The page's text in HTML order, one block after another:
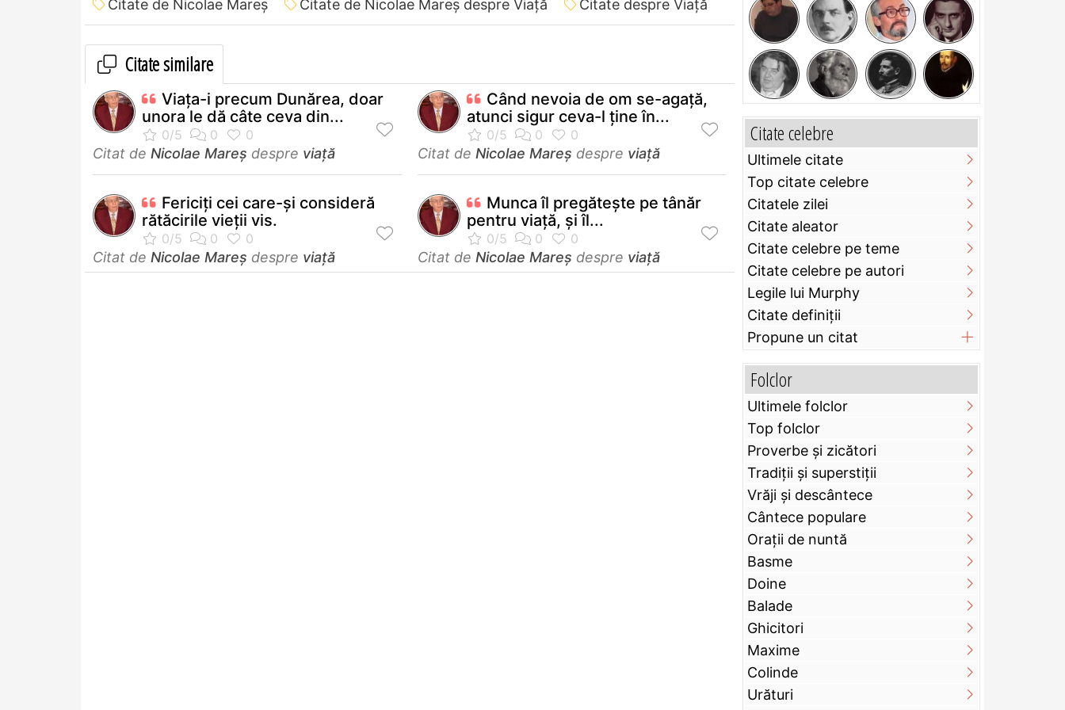
Citate de Nicolae Mareș Citate de Nicolae Mareș despre Viață Citate despre Viață
Citate similare
Viața-i precum Dunărea, doar
unora le dă câte ceva din...
Citat de Nicolae Mareș despre viață
Când nevoia de om se-agață,
atunci sigur ceva-l ține în...
Citat de Nicolae Mareș despre viață
Fericiți cei care-și consideră
rătăcirile vieții vis.
Citat de Nicolae Mareș despre viață
Munca îl pregătește pe tânăr
pentru viață, și îl...
Citat de Nicolae Mareș despre viață
Citate celebre
Ultimele citate
Top citate celebre
Citatele zilei
Citate aleator
Citate celebre pe teme
Citate celebre pe autori
Legile lui Murphy
Citate definiţii
Propune un citat
Folclor
Ultimele folclor
Top folclor
Proverbe și zicători
Tradiții și superstiții
Vrăji și descântece
Cântece populare
Orații de nuntă
Basme
Doine
Balade
Ghicitori
Maxime
Colinde
Urături